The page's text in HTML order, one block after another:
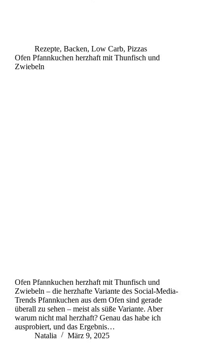
Rezepte, Backen, Low Carb, Pizzas
Ofen Pfannkuchen herzhaft mit Thunfisch und
Zwiebeln
Ofen Pfannkuchen herzhaft mit Thunfisch und
Zwiebeln – die herzhafte Variante des Social-Media-
Trends Pfannkuchen aus dem Ofen sind gerade
überall zu sehen – meist als süße Variante. Aber
warum nicht mal herzhaft? Genau das habe ich
ausprobiert, und das Ergebnis…
Natalia
März 9, 2025